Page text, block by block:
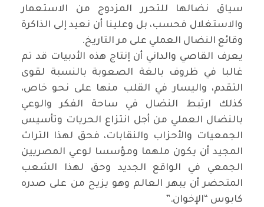
سياق نضالها للتحرر المزدوج من الاستعمار
والاستغلال فحسب، بل وعلينا أن نعيد إلى الذاكرة
وقائع النضال العملي على مر التاريخ.
يعرف القاصي والداني أن إنتاج هذه الأدبيات قد تم
غالبا في ظروف بالغة الصعوبة بالنسبة لقوى
التقدم، واليسار في القلب منها على نحو خاص،
كذلك ارتبط النضال في ساحة الفكر والوعي
بالنضال العملي من أجل انتزاع الحريات وتأسيس
الجمعيات والأحزاب والنقابات، فحق لهذا التراث
المجيد أن يكون ملهما ومؤسسا لوعي المصريين
الجمعي في الواقع الجديد وحق لهذا الشعب
المتحضر أن يبهر العالم وهو يزيح من على صدره
كابوس “الإخوان”.